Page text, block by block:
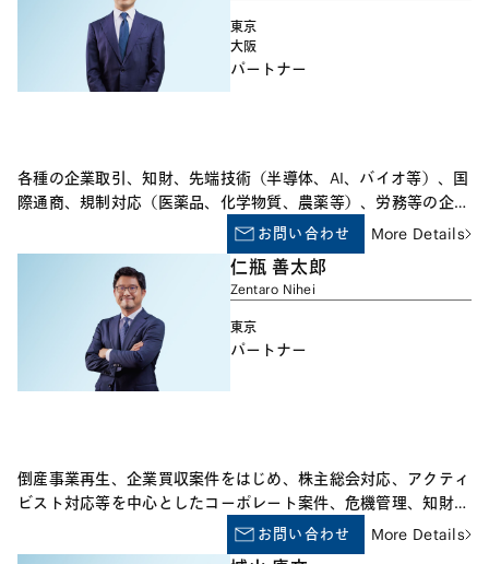
東京
大阪
パートナー
各種の企業取引、知財、先端技術（半導体、AI、バイオ等）、国
際通商、規制対応（医薬品、化学物質、農薬等）、労務等の企業
法務全般を取り扱っております。理学・工学のバックグラウンド
を活かし、特許・商標・著作権・営業秘密等の知的財産やシステ
ム開発・製造物責任等の技術関連の紛争処理、データ・インター
ネット関連案件（個人情報保護法、ドメイン紛争等）を得意とし
ています。また、知的財産のライセンス、共同研究開発等のアラ
イアンス、ゲーム・映画等のエンターテインメント、テクノロジ
ー関連投資、知財デューディリジェンスといった知財・技術関連
の取引案件にも豊富な経験を有しています。 各種の国際的な評
Chambers Global (2019-2026) ・TMT (Technology, Media,
Telecom) - The Legal 500 Asia Pacific (2021-2026) ・
Intellectual Property (Japan) - Asialaw Profiles (2021-2025)
お問い合わせ More Details
仁瓶 善太郎
Zentaro Nihei
東京
パートナー
倒産事業再生、企業買収案件をはじめ、株主総会対応、アクティ
ビスト対応等を中心としたコーポレート案件、危機管理、知財ラ
イセンス取引、海外進出及び撤退、商事紛争、その他企業法務分
野全般を幅広く手掛けています。また、海外企業や海外投資家が
お問い合わせ More Details